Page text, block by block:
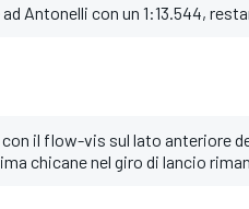
Antonelli con un 1:13.544,
il flow-vis sul lato anteriore
chicane nel giro di lancio